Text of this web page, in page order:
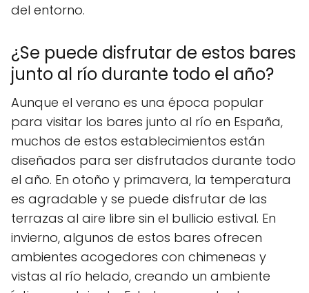
del entorno.
¿Se puede disfrutar de estos bares
junto al río durante todo el año?
Aunque el verano es una época popular
para visitar los bares junto al río en España,
muchos de estos establecimientos están
diseñados para ser disfrutados durante todo
el año. En otoño y primavera, la temperatura
es agradable y se puede disfrutar de las
terrazas al aire libre sin el bullicio estival. En
invierno, algunos de estos bares ofrecen
ambientes acogedores con chimeneas y
vistas al río helado, creando un ambiente